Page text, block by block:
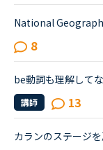
8
講師 13